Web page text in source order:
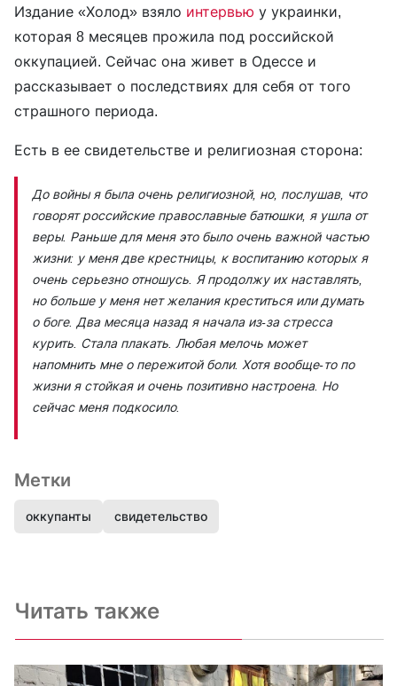
Издание «Холод» взяло интервью у украинки,
которая 8 месяцев прожила под российской
оккупацией. Сейчас она живет в Одессе и
рассказывает о последствиях для себя от того
страшного периода.
Есть в ее свидетельстве и религиозная сторона:
До войны я была очень религиозной, но, послушав, что
говорят российские православные батюшки, я ушла от
веры. Раньше для меня это было очень важной частью
жизни: у меня две крестницы, к воспитанию которых я
очень серьезно отношусь. Я продолжу их наставлять,
но больше у меня нет желания креститься или думать
о боге. Два месяца назад я начала из-за стресса
курить. Стала плакать. Любая мелочь может
напомнить мне о пережитой боли. Хотя вообще-то по
жизни я стойкая и очень позитивно настроена. Но
сейчас меня подкосило.
Метки
оккупанты свидетельство
Читать также